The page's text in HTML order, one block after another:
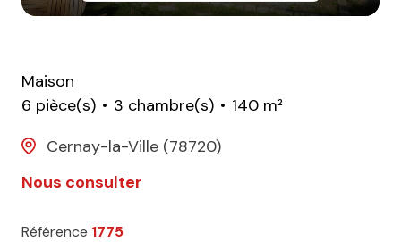
Maison
6 pièce(s)
3 chambre(s)
140 m²
Cernay-la-Ville (78720)
Nous consulter
Référence 1775